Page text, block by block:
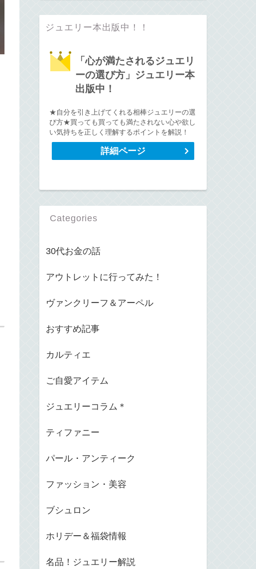
ジュエリー本出版中！！
「心が満たされるジュエリ
ーの選び方」ジュエリー本
出版中！
★自分を引き上げてくれる相棒ジュエリーの選
び方★買っても買っても満たされない心や欲し
い気持ちを正しく理解するポイントを解説！
詳細ページ
Categories
30代お金の話
アウトレットに行ってみた！
ヴァンクリーフ＆アーペル
おすすめ記事
カルティエ
ご自愛アイテム
ジュエリーコラム＊
ティファニー
パール・アンティーク
ファッション・美容
ブシュロン
ホリデー＆福袋情報
名品！ジュエリー解説